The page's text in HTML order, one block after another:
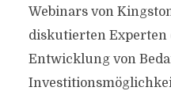
Webinars von
diskutierten
Entwicklung von